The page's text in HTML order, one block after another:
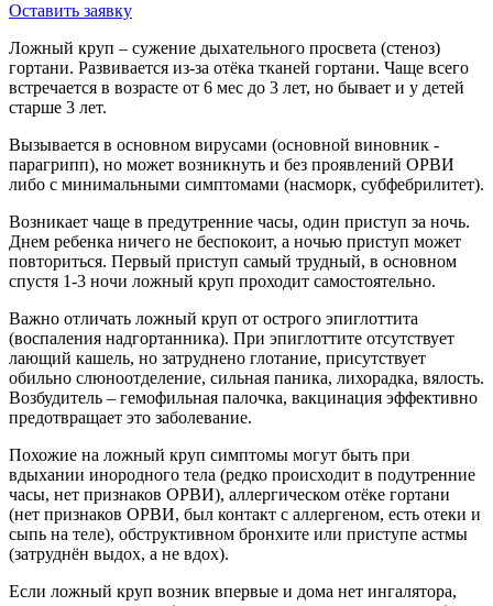
Оставить заявку
Ложный круп – сужение дыхательного просвета (стеноз)
гортани. Развивается из-за отёка тканей гортани. Чаще всего
встречается в возрасте от 6 мес до 3 лет, но бывает и у детей
старше 3 лет.
Вызывается в основном вирусами (основной виновник -
парагрипп), но может возникнуть и без проявлений ОРВИ
либо с минимальными симптомами (насморк, субфебрилитет).
Возникает чаще в предутренние часы, один приступ за ночь.
Днем ребенка ничего не беспокоит, а ночью приступ может
повториться. Первый приступ самый трудный, в основном
спустя 1-3 ночи ложный круп проходит самостоятельно.
Важно отличать ложный круп от острого эпиглоттита
(воспаления надгортанника). При эпиглоттите отсутствует
лающий кашель, но затруднено глотание, присутствует
обильно слюноотделение, сильная паника, лихорадка, вялость.
Возбудитель – гемофильная палочка, вакцинация эффективно
предотвращает это заболевание.
Похожие на ложный круп симптомы могут быть при
вдыхании инородного тела (редко происходит в подутренние
часы, нет признаков ОРВИ), аллергическом отёке гортани
(нет признаков ОРВИ, был контакт с аллергеном, есть отеки и
сыпь на теле), обструктивном бронхите или приступе астмы
(затруднён выдох, а не вдох).
Если ложный круп возник впервые и дома нет ингалятора,